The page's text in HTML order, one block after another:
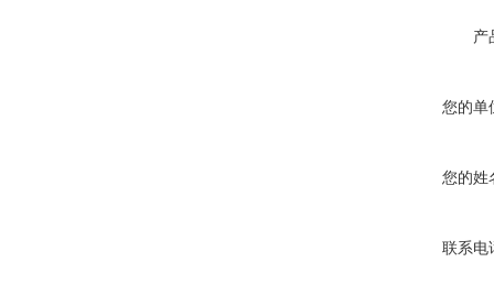
产
您的单
您的姓
联系电